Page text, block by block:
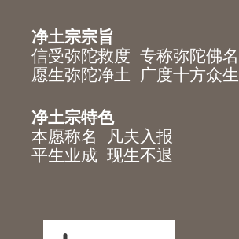
净土宗宗旨
信受弥陀救度 专称弥陀佛名
愿生弥陀净土 广度十方众生
净土宗特色
本愿称名 凡夫入报
平生业成 现生不退